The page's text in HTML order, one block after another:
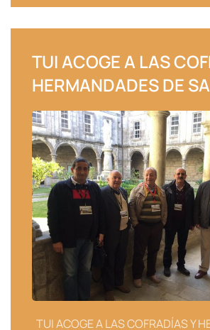
TUI ACOGE A LAS
HERMANDADES DE
TUI ACOGE A LAS COFRADÍAS Y